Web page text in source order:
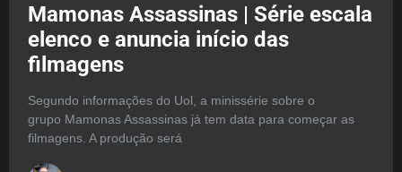
Mamonas Assassinas | Série escala
elenco e anuncia início das
filmagens
Segundo informações do Uol, a minissérie sobre o
grupo Mamonas Assassinas já tem data para começar as
filmagens. A produção será